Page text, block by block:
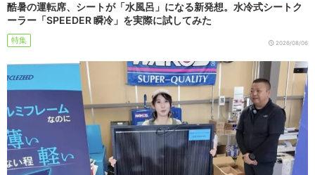
酷暑の運転席、シートが「水風呂」になる新発想。水冷式シートク
ーラー「SPEEDER 瞬冷」を実際に試してみた
特集 2026/08/06